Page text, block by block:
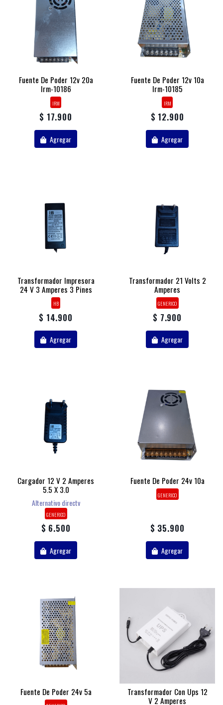
Fuente De Poder 12v 20a
Irm-10186
IRM
$ 17.900
Agregar
Fuente De Poder 12v 10a
Irm-10185
IRM
$ 12.900
Agregar
Transformador Impresora
24 V 3 Amperes 3 Pines
HB
$ 14.900
Agregar
Transformador 21 Volts 2
Amperes
GENERICO
$ 7.900
Agregar
Cargador 12 V 2 Amperes
5.5 X 3.0
Alternativo directv
GENERICO
$ 6.500
Agregar
Fuente De Poder 24v 10a
GENERICO
$ 35.900
Agregar
Fuente De Poder 24v 5a
Transformador Con Ups 12
V 2 Amperes